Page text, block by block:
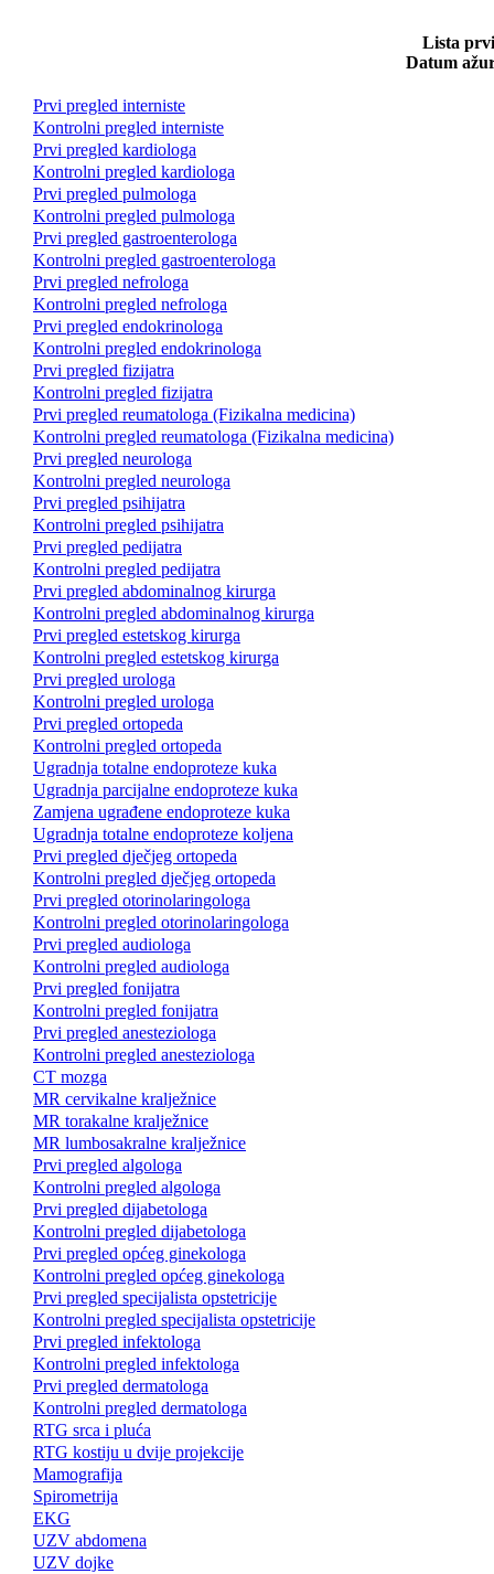
Lista
Datum
Prvi pregled interniste
Kontrolni pregled interniste
Prvi pregled kardiologa
Kontrolni pregled kardiologa
Prvi pregled pulmologa
Kontrolni pregled pulmologa
Prvi pregled gastroenterologa
Kontrolni pregled gastroenterologa
Prvi pregled nefrologa
Kontrolni pregled nefrologa
Prvi pregled endokrinologa
Kontrolni pregled endokrinologa
Prvi pregled fizijatra
Kontrolni pregled fizijatra
Prvi pregled reumatologa (Fizikalna medicina)
Kontrolni pregled reumatologa (Fizikalna medicina)
Prvi pregled neurologa
Kontrolni pregled neurologa
Prvi pregled psihijatra
Kontrolni pregled psihijatra
Prvi pregled pedijatra
Kontrolni pregled pedijatra
Prvi pregled abdominalnog kirurga
Kontrolni pregled abdominalnog kirurga
Prvi pregled estetskog kirurga
Kontrolni pregled estetskog kirurga
Prvi pregled urologa
Kontrolni pregled urologa
Prvi pregled ortopeda
Kontrolni pregled ortopeda
Ugradnja totalne endoproteze kuka
Ugradnja parcijalne endoproteze kuka
Zamjena ugrađene endoproteze kuka
Ugradnja totalne endoproteze koljena
Prvi pregled dječjeg ortopeda
Kontrolni pregled dječjeg ortopeda
Prvi pregled otorinolaringologa
Kontrolni pregled otorinolaringologa
Prvi pregled audiologa
Kontrolni pregled audiologa
Prvi pregled fonijatra
Kontrolni pregled fonijatra
Prvi pregled anesteziologa
Kontrolni pregled anesteziologa
CT mozga
MR cervikalne kralježnice
MR torakalne kralježnice
MR lumbosakralne kralježnice
Prvi pregled algologa
Kontrolni pregled algologa
Prvi pregled dijabetologa
Kontrolni pregled dijabetologa
Prvi pregled općeg ginekologa
Kontrolni pregled općeg ginekologa
Prvi pregled specijalista opstetricije
Kontrolni pregled specijalista opstetricije
Prvi pregled infektologa
Kontrolni pregled infektologa
Prvi pregled dermatologa
Kontrolni pregled dermatologa
RTG srca i pluća
RTG kostiju u dvije projekcije
Mamografija
Spirometrija
EKG
UZV abdomena
UZV dojke